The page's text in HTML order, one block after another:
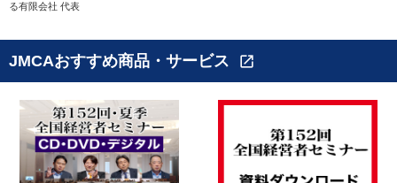
る有限会社 代表
JMCAおすすめ商品・サービス open_in_new